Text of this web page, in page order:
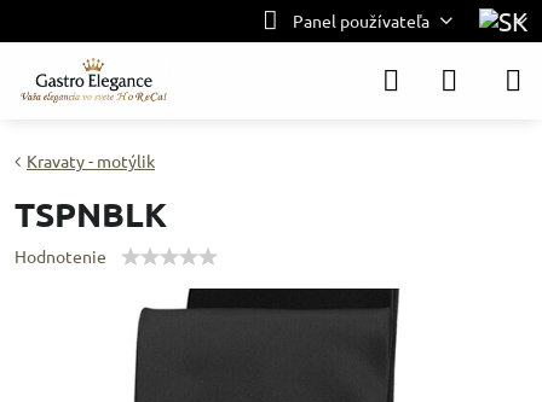
Panel používateľa
Kravaty - motýlik
TSPNBLK
Hodnotenie